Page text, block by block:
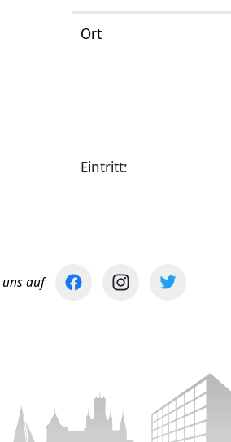
Ort
Eintritt:
uns auf